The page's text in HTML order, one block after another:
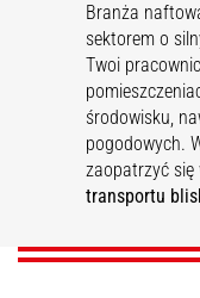
Branża
sektorem o
Twoi
środowisku,
pogodowych.
zaopatrzyć
transportu
Budowa
Konserwacja